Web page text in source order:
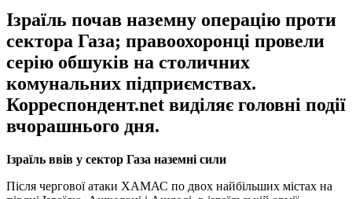
Ізраїль почав наземну операцію проти
сектора Газа; правоохоронці провели
серію обшуків на столичних
комунальних підприємствах.
Корреспондент.net виділяє головні події
вчорашнього дня.
Ізраїль ввів у сектор Газа наземні сили
Після чергової атаки ХАМАС по двох найбільших містах на